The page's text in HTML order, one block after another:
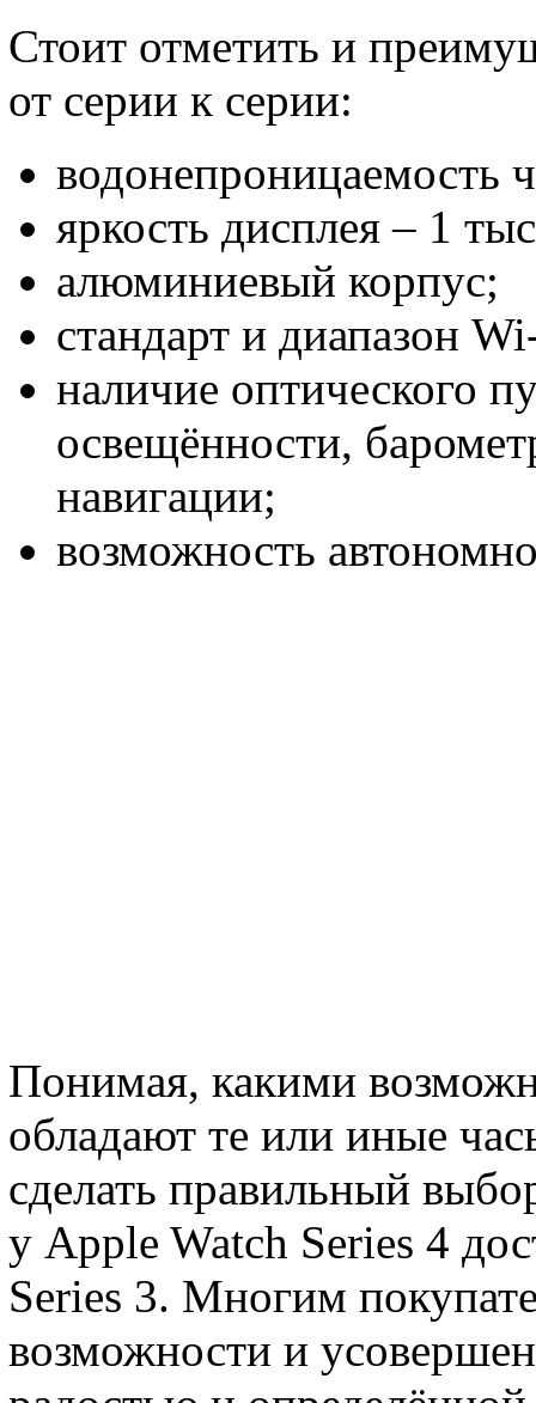
Стоит отметить и
от серии к серии:
водонепроницаемость
яркость дисплея – 1
алюминиевый корпус;
стандарт и диапазон
наличие оптического
освещённости,
навигации;
возможность
Понимая, какими
обладают те или иные
сделать правильный
у Apple Watch Series 4
Series 3. Многим
возможности и